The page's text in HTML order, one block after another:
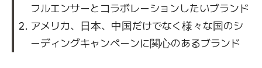
フルエンサーとコラボレーションしたいブランド
アメリカ、日本、中国だけでなく様々な国のシ
ーディングキャンペーンに関心のあるブランド